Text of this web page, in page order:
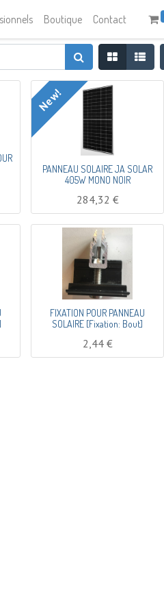
Boutique Contact
PANNEAU SOLAIRE JA SOLAR
405W MONO NOIR
284,32 €
New!
FIXATION POUR PANNEAU
SOLAIRE [Fixation: Bout]
2,44€